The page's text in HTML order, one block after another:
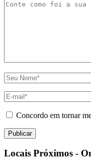
Concordo em tornar
Locais Próximos -